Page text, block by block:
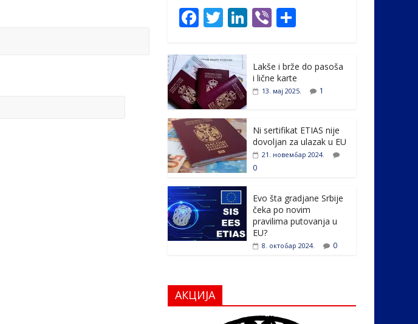
F
e
b
o
o
k
T
itt
er
Li
e
dI
Vi
er ar
e
Lakše i brže do pasoša
i lične karte
13. мај 2025. 1
Ni sertifikat ETIAS nije
dovoljan za ulazak u EU
21. новембар 2024.
0
Evo šta gradjane Srbije
čeka po novim
pravilima putovanja u
EU?
8. октобар 2024. 0
АКЦИЈА